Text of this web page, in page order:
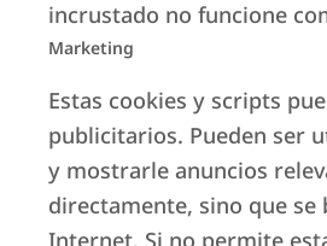
Si desea
aprender de
incrustado no funcione
Marketing
Estas cookies y scripts
publicitarios. Pueden ser
y mostrarle anuncios
directamente, sino que
Internet. Si no permite